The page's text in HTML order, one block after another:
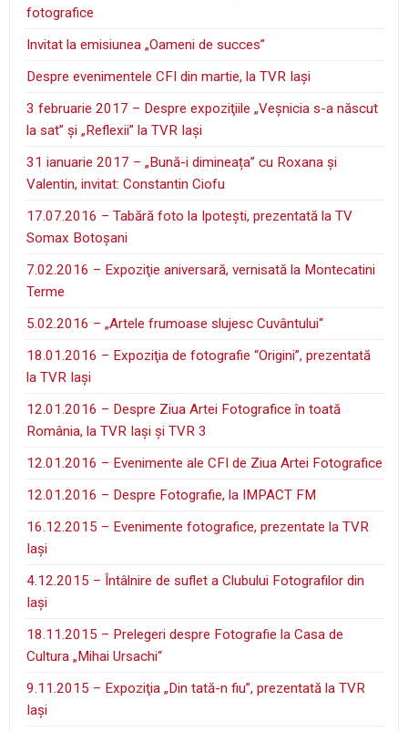
fotografice
Invitat la emisiunea „Oameni de succes”
Despre evenimentele CFI din martie, la TVR Iaşi
3 februarie 2017 – Despre expoziţiile „Veşnicia s-a născut
la sat” şi „Reflexii” la TVR Iaşi
31 ianuarie 2017 – „Bună-i dimineața” cu Roxana și
Valentin, invitat: Constantin Ciofu
17.07.2016 – Tabără foto la Ipoteşti, prezentată la TV
Somax Botoşani
7.02.2016 – Expoziţie aniversară, vernisată la Montecatini
Terme
5.02.2016 – „Artele frumoase slujesc Cuvântului“
18.01.2016 – Expoziţia de fotografie “Origini”, prezentată
la TVR Iaşi
12.01.2016 – Despre Ziua Artei Fotografice în toată
România, la TVR Iaşi şi TVR 3
12.01.2016 – Evenimente ale CFI de Ziua Artei Fotografice
12.01.2016 – Despre Fotografie, la IMPACT FM
16.12.2015 – Evenimente fotografice, prezentate la TVR
Iaşi
4.12.2015 – Întâlnire de suflet a Clubului Fotografilor din
Iaşi
18.11.2015 – Prelegeri despre Fotografie la Casa de
Cultura „Mihai Ursachi“
9.11.2015 – Expoziţia „Din tată-n fiu”, prezentată la TVR
Iaşi